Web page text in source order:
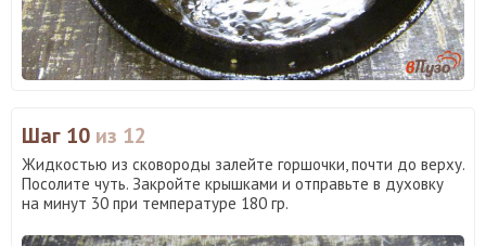
Шаг 10 из 12
Жидкостью из сковороды залейте горшочки, почти до верху.
Посолите чуть. Закройте крышками и отправьте в духовку
на минут 30 при температуре 180 гр.